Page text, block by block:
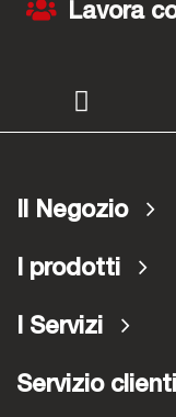
Lavora
Il Negozio
I prodotti
I Servizi
Servizio clienti